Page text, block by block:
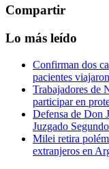
Compartir
Lo más leído
Confirman dos
pacientes
Trabajadores de
participar en
Defensa de Don
Juzgado
Milei retira
extranjeros en